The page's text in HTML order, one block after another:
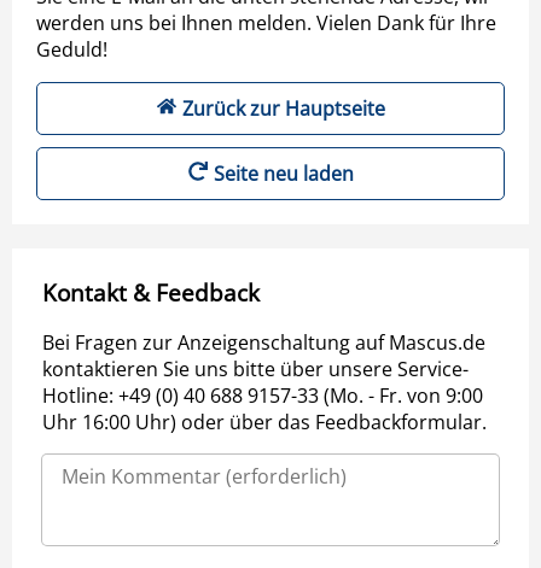
werden uns bei Ihnen melden. Vielen Dank für Ihre
Geduld!
Zurück zur Hauptseite
Seite neu laden
Kontakt & Feedback
Bei Fragen zur Anzeigenschaltung auf Mascus.de
kontaktieren Sie uns bitte über unsere Service-
Hotline: +49 (0) 40 688 9157-33 (Mo. - Fr. von 9:00
Uhr 16:00 Uhr) oder über das Feedbackformular.